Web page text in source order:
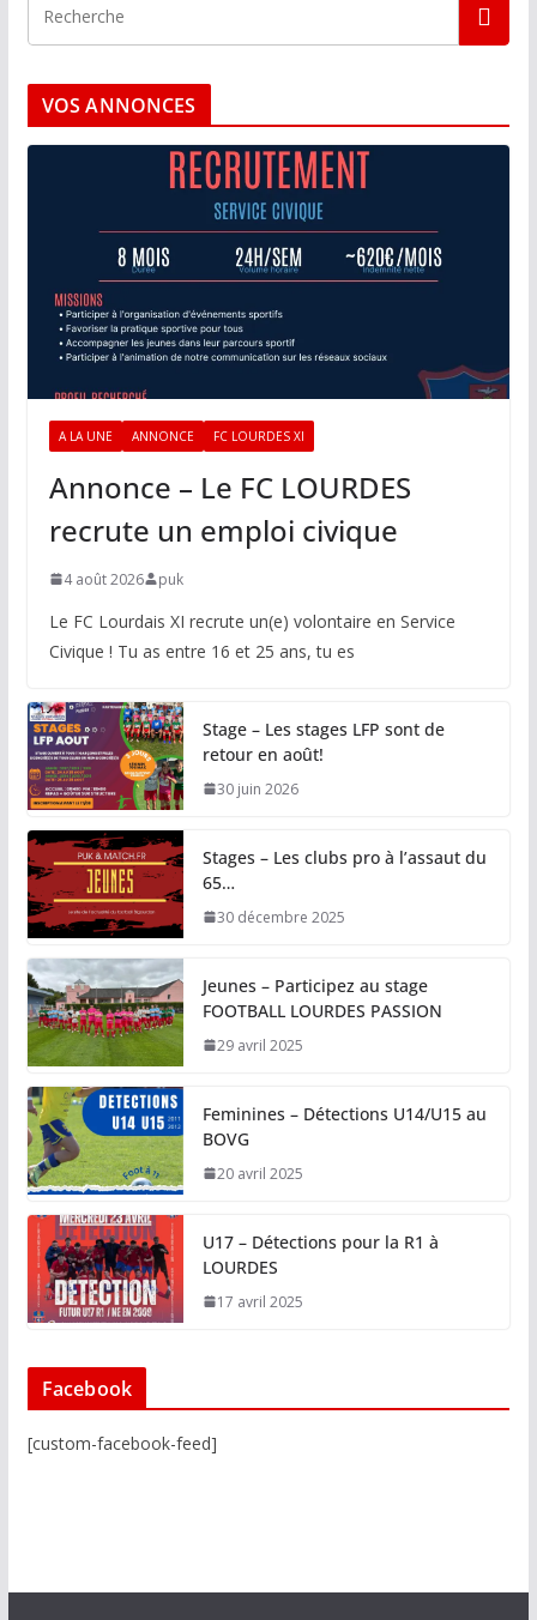
VOS ANNONCES
A LA UNE ANNONCE FC LOURDES XI
Annonce – Le FC LOURDES
recrute un emploi civique
4 août 2026 puk
Le FC Lourdais XI recrute un(e) volontaire en Service
Civique ! Tu as entre 16 et 25 ans, tu es
Stage – Les stages LFP sont de
retour en août!
30 juin 2026
Stages – Les clubs pro à l’assaut du
65…
30 décembre 2025
Jeunes – Participez au stage
FOOTBALL LOURDES PASSION
29 avril 2025
Feminines – Détections U14/U15 au
BOVG
20 avril 2025
U17 – Détections pour la R1 à
LOURDES
17 avril 2025
Facebook
[custom-facebook-feed]